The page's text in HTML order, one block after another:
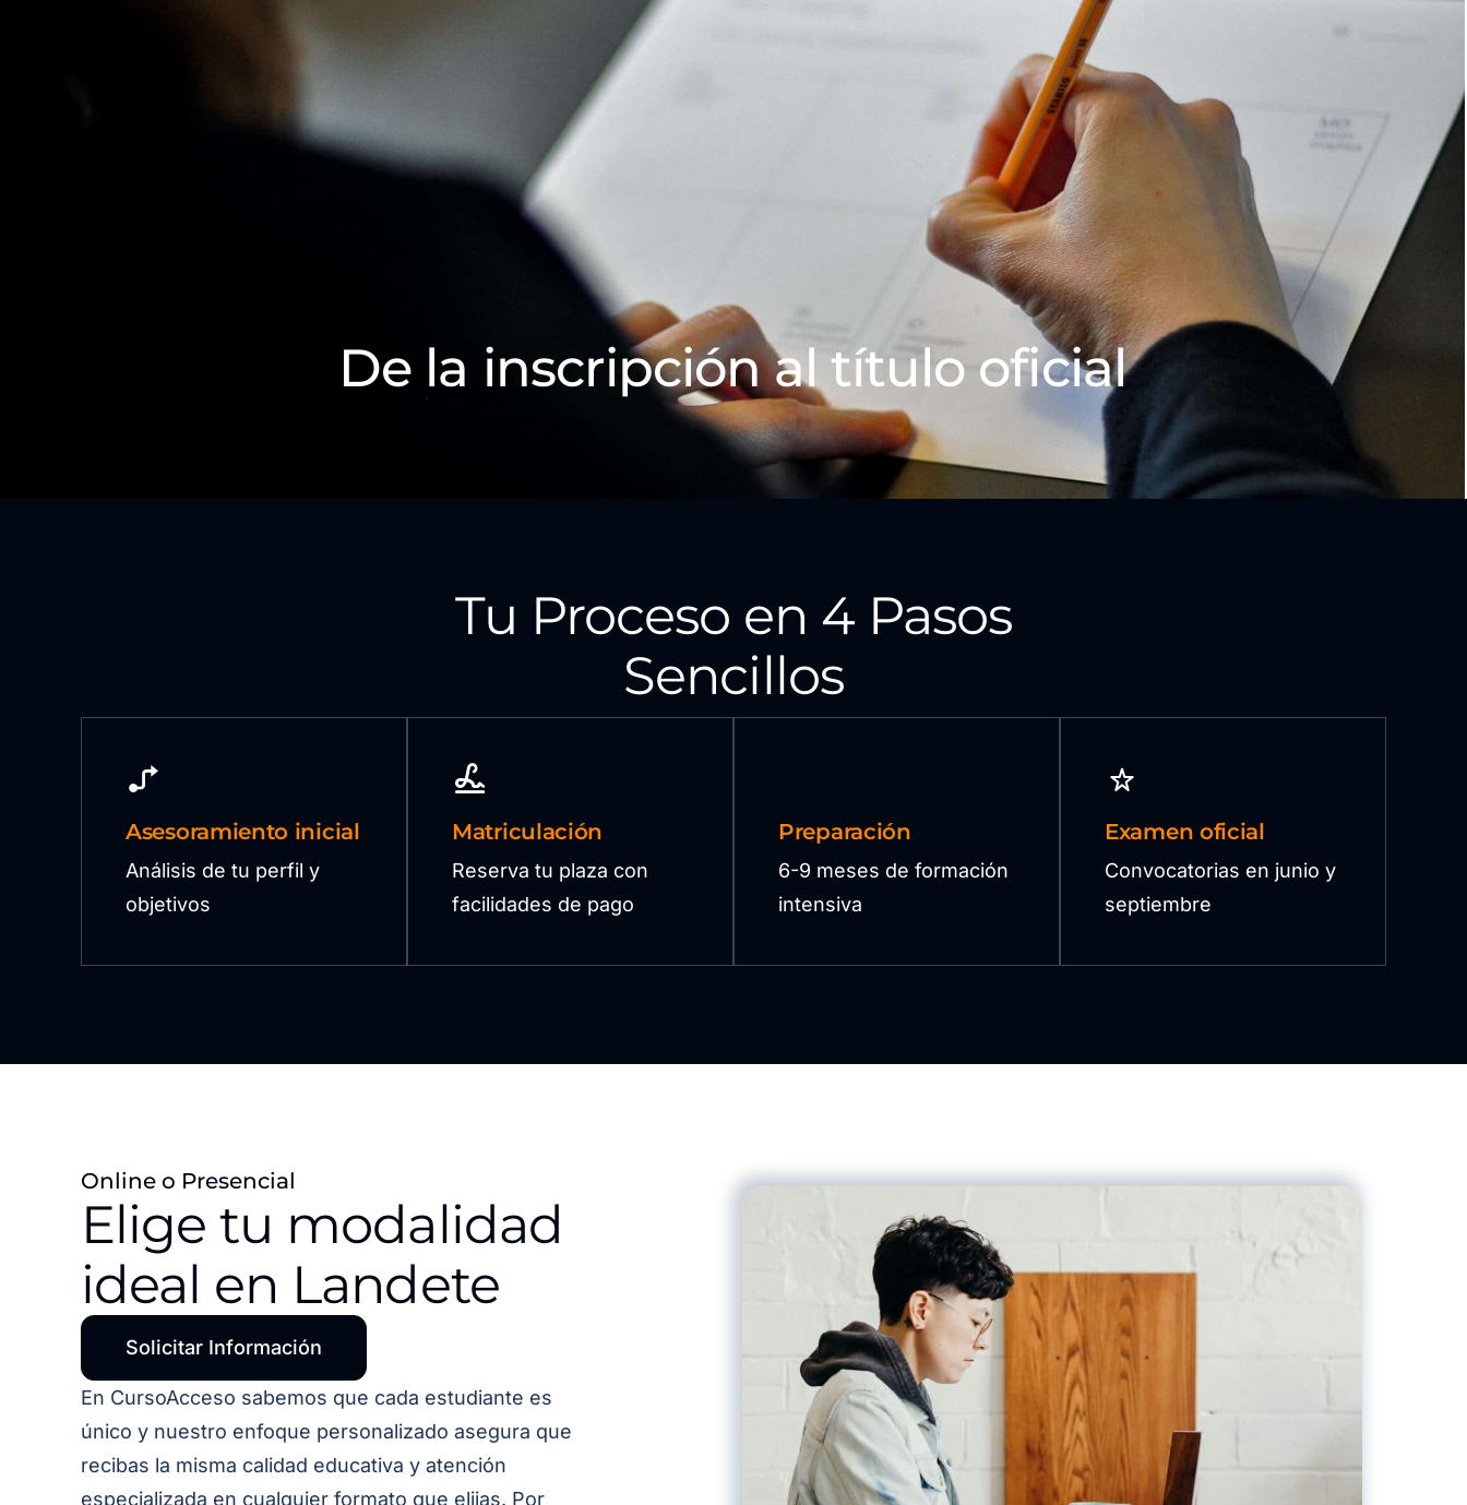
De la inscripción al título oficial
Tu Proceso en 4 Pasos
Sencillos
Asesoramiento inicial
Análisis de tu perfil y
objetivos
Matriculación
Reserva tu plaza con
facilidades de pago
Preparación
6-9 meses de formación
intensiva
Examen oficial
Convocatorias en junio y
septiembre
Online o Presencial
Elige tu modalidad
ideal en Landete
Solicitar Información
En CursoAcceso sabemos que cada estudiante es
único y nuestro enfoque personalizado asegura que
recibas la misma calidad educativa y atención
especializada en cualquier formato que elijas. Por